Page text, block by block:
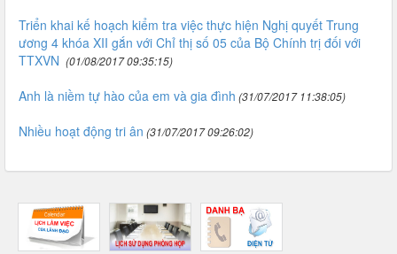
Triển khai kế hoạch kiểm tra việc thực hiện Nghị quyết Trung
ương 4 khóa XII gắn với Chỉ thị số 05 của Bộ Chính trị đối với
TTXVN (01/08/2017 09:35:15)
Anh là niềm tự hào của em và gia đình (31/07/2017 11:38:05)
Nhiều hoạt động tri ân (31/07/2017 09:26:02)